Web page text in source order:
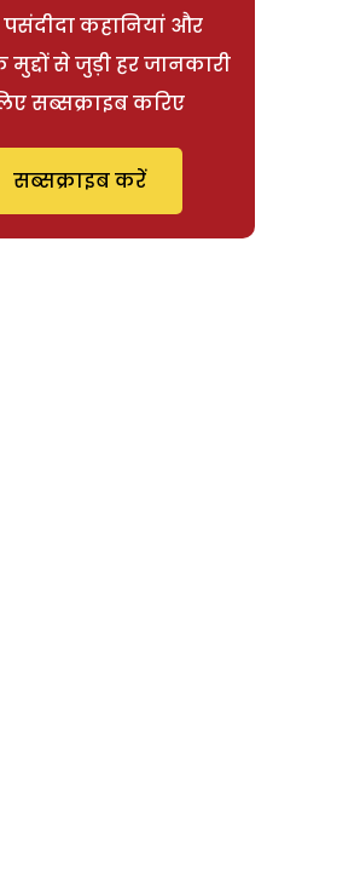
कहानियां और
से जुड़ी हर जानकारी
सब्सक्राइब करिए
सब्सक्राइब करें